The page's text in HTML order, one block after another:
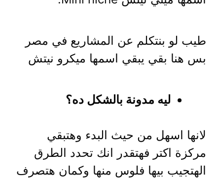
طيب لو بنتكلم عن المشاريع في مصر
بس هنا بقي يبقي اسمها ميكرو نيتش
ليه مدونة بالشكل ده؟
لانها اسهل من حيث البدء وهتبقي
مركزة اكتر فهتقدر انك تحدد الطرق
الهتجيب بيها فلوس منها وكمان هتصرف